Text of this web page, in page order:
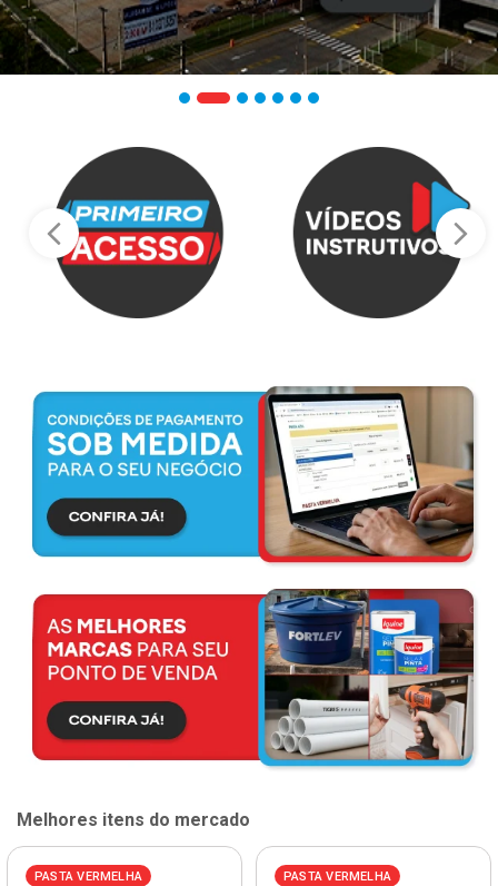
Melhores itens do mercado
PASTA VERMELHA PASTA VERMELHA